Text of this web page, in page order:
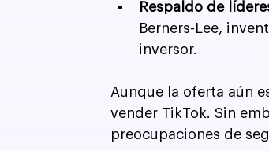
Respaldo de
Berners-Lee,
inversor.
Aunque la oferta aún
vender TikTok. Sin
preocupaciones de